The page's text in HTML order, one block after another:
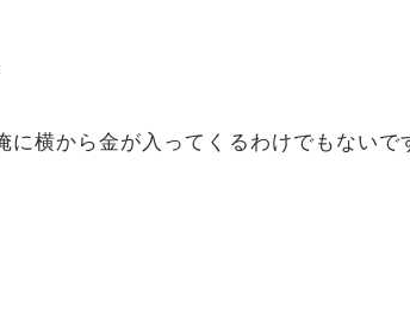
に横から金が入ってくるわけでもないで